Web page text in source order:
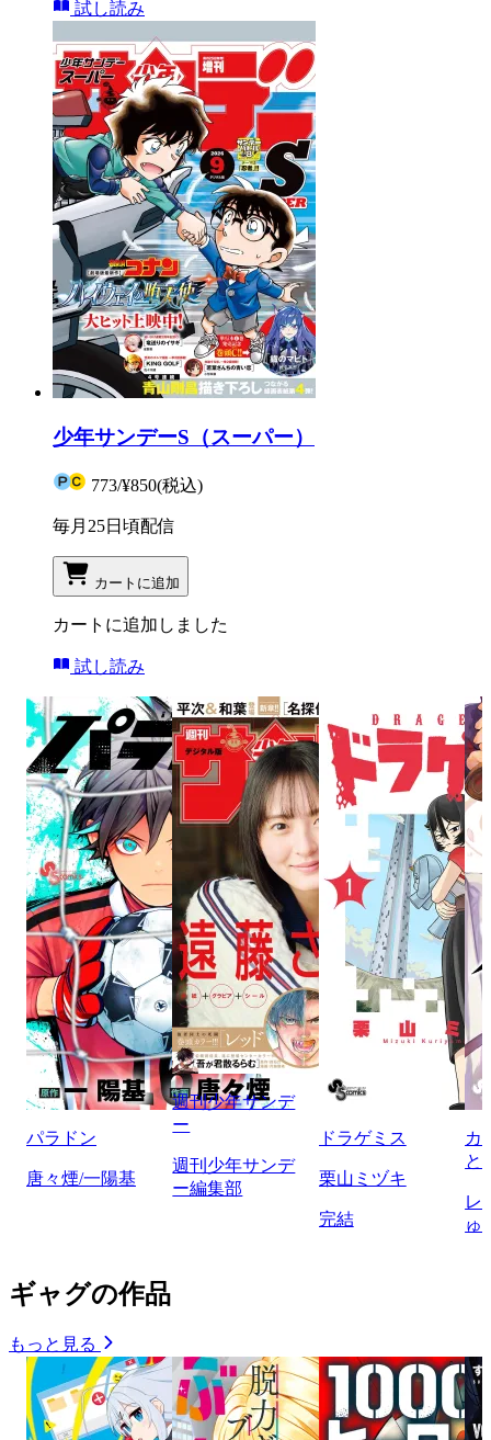
試し読み
少年サンデーS（スーパー）
773/¥850(税込)
毎月25日頃配信
カートに追加
カートに追加しました
試し読み
パラドン
唐々煙/一陽基
週刊少年サンデ
ー
週刊少年サンデ
ー編集部
ドラゲミス
栗山ミヅキ
完結
カ
と
レ
ゅ
ギャグの作品
もっと見る